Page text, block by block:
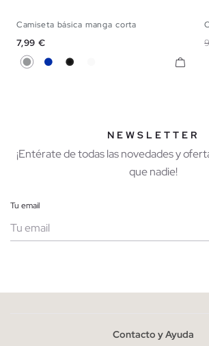
L
Camiseta básica manga corta
Precio
7,99 €
Gris Azul Negro
NEWSLETTER
¡Entérate de todas las novedades y
que nadie!
Tu email
He leído y entiendo lapolítica de privacidad
Contacto y Ayuda